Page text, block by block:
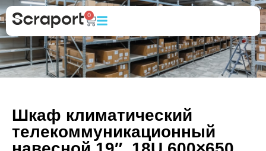
0
Шкаф климатический
телекоммуникационный